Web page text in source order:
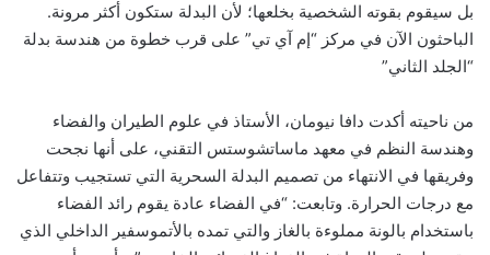
بل سيقوم بقوته الشخصية بخلعها؛ لأن البدلة ستكون أكثر مرونة.
الباحثون الآن في مركز “إم آي تي” على قرب خطوة من هندسة بدلة
“الجلد الثاني”
من ناحيته أكدت دافا نيومان، الأستاذ في علوم الطيران والفضاء
وهندسة النظم في معهد ماساتشوستس التقني، على أنها نجحت
وفريقها في الانتهاء من تصميم البدلة السحرية التي تستجيب وتتفاعل
مع درجات الحرارة. وتابعت: “في الفضاء عادة يقوم رائد الفضاء
باستخدام بالونة مملوءة بالغاز والتي تمده بالأتموسفير الداخلي الذي